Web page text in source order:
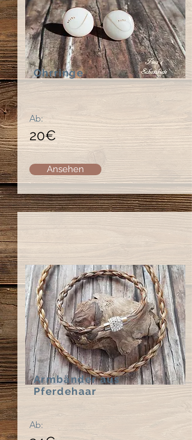
Ohrringe
Ab:
20€
Ansehen
Armbänder aus
Pferdehaar
Ab: